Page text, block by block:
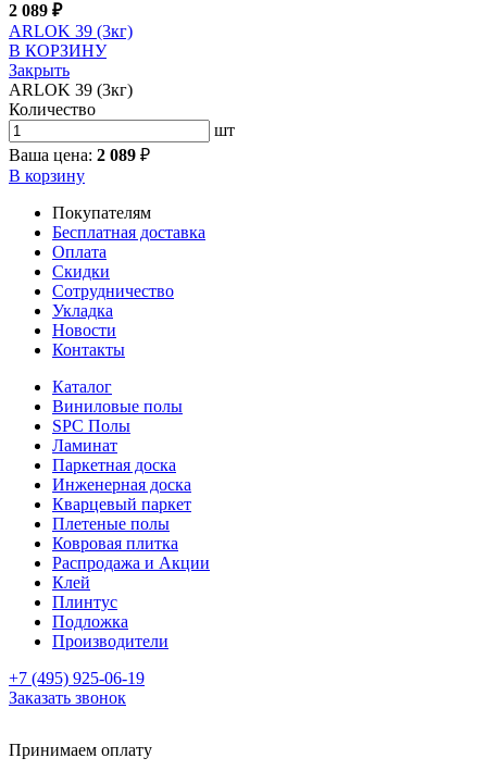
2 089 ₽
ARLOK 39 (3кг)
В КОРЗИНУ
Закрыть
ARLOK 39 (3кг)
Количество
шт
Ваша цена: 2 089 ₽
В корзину
Покупателям
Бесплатная доставка
Оплата
Скидки
Сотрудничество
Укладка
Новости
Контакты
Каталог
Виниловые полы
SPC Полы
Ламинат
Паркетная доска
Инженерная доска
Кварцевый паркет
Плетеные полы
Ковровая плитка
Распродажа и Акции
Клей
Плинтус
Подложка
Производители
+7 (495) 925-06-19
Заказать звонок
Принимаем оплату